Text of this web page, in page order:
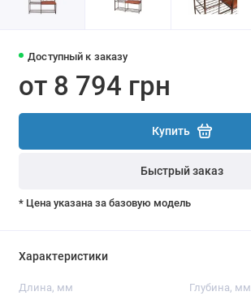
Доступный к заказу
от 8 794 грн
Купить
Быстрый заказ
* Цена указана за базовую модель
Характеристики
Длина, мм Глубина, мм